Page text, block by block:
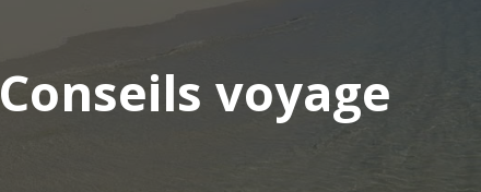
Conseils voyage